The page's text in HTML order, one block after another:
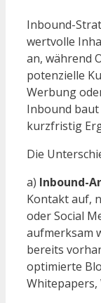
Inbound-
wertvolle
an, während
potenzielle
Werbung
Inbound
kurzfristig
Die
a) Inbound-
Kontakt auf,
oder Social
aufmerksam
bereits
optimierte
Whitepapers,